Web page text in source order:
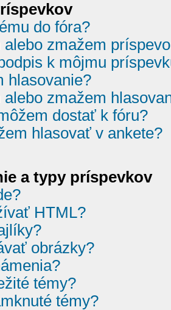
do fóra?
zmažem
k môjmu
hlasovanie?
zmažem
dostať k fóru?
hlasovať v ankete?
a typy príspevkov
HTML?
obrázky?
témy?
témy?